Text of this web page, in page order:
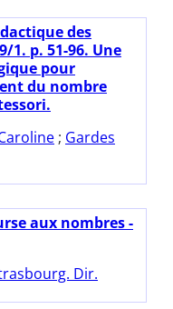
des
1. p. 51-96. Une
pour
du nombre
; Gardes
aux nombres -
Dir.